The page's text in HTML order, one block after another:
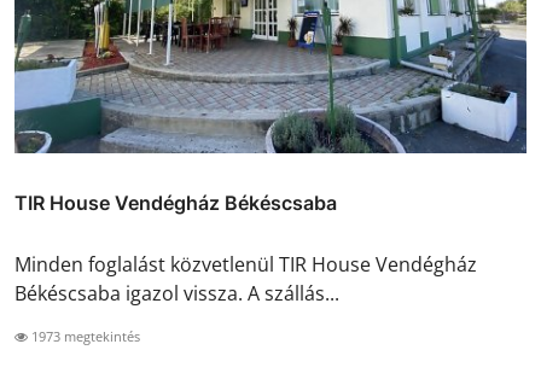
TIR House Vendégház Békéscsaba
Minden foglalást közvetlenül TIR House Vendégház
Békéscsaba igazol vissza. A szállás...
1973 megtekintés